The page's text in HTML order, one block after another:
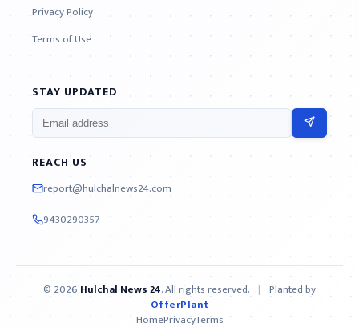
Privacy Policy
Terms of Use
STAY UPDATED
REACH US
report@hulchalnews24.com
9430290357
© 2026 Hulchal News 24. All rights reserved. | Planted by
OfferPlant
HomePrivacyTerms